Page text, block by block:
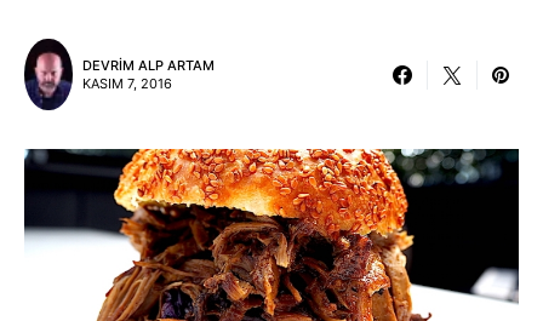
DEVRIM ALP ARTAM
KASIM 7, 2016